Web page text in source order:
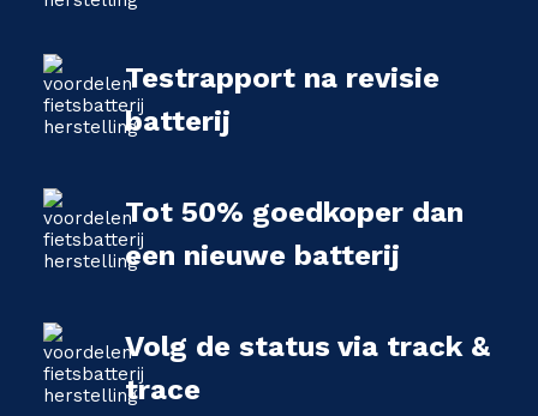
Testrapport na revisie
batterij
Tot 50% goedkoper dan
een nieuwe batterij
Volg de status via track &
trace